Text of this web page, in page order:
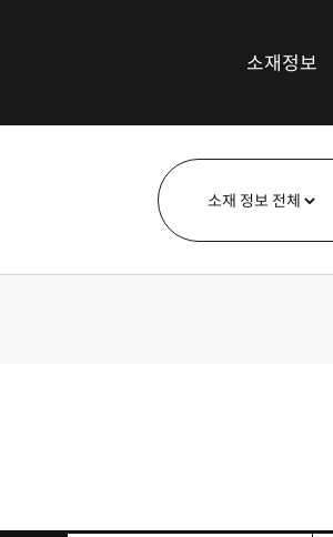
소재정보
섬유소재
복합재료
플라스틱소재